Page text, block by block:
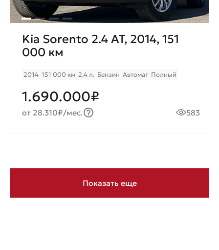
Kia Sorento 2.4 AT, 2014, 151
000 км
2014 151 000 км 2.4 л. Бензин Автомат Полный
1.690.000₽
от 28.310₽/мес. 583
Показать еще